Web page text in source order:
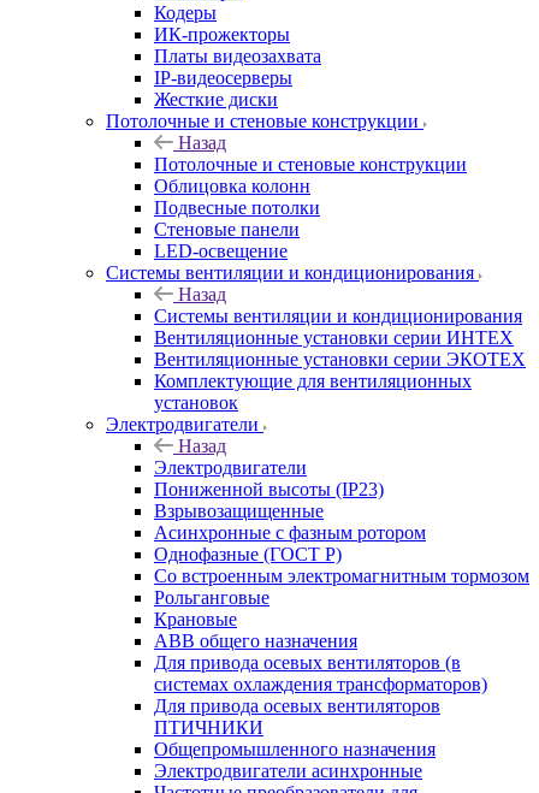
Кодеры
ИК-прожекторы
Платы видеозахвата
IP-видеосерверы
Жесткие диски
Потолочные и стеновые конструкции
Назад
Потолочные и стеновые конструкции
Облицовка колонн
Подвесные потолки
Стеновые панели
LED-освещение
Системы вентиляции и кондиционирования
Назад
Системы вентиляции и кондиционирования
Вентиляционные установки серии ИНТЕХ
Вентиляционные установки серии ЭКОТЕХ
Комплектующие для вентиляционных
установок
Электродвигатели
Назад
Электродвигатели
Пониженной высоты (IP23)
Взрывозащищенные
Асинхронные с фазным ротором
Однофазные (ГОСТ Р)
Со встроенным электромагнитным тормозом
Рольганговые
Крановые
АВВ общего назначения
Для привода осевых вентиляторов (в
системах охлаждения трансформаторов)
Для привода осевых вентиляторов
ПТИЧНИКИ
Общепромышленного назначения
Электродвигатели асинхронные